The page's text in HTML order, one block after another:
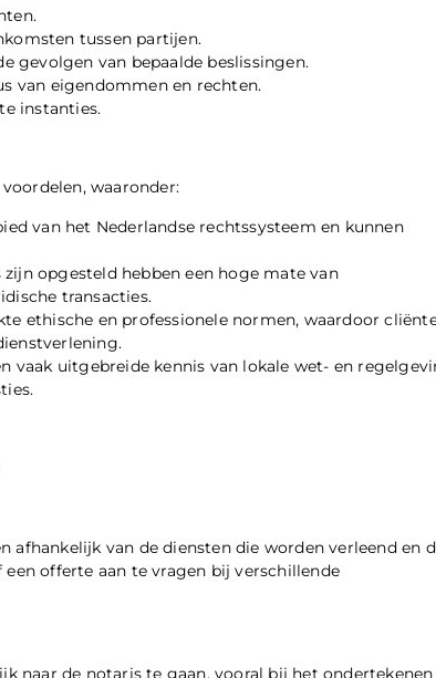
tussen partijen.
gevolgen van bepaalde beslissingen.
van eigendommen en rechten.
instanties.
waaronder:
van het Nederlandse rechtssysteem en kunnen
opgesteld hebben een hoge mate van
transacties.
ethische en professionele normen, waardoor
vaak uitgebreide kennis van lokale wet- en
afhankelijk van de diensten die worden verleend en
offerte aan te vragen bij verschillende
naar de notaris te gaan, vooral bij het ondertekenen